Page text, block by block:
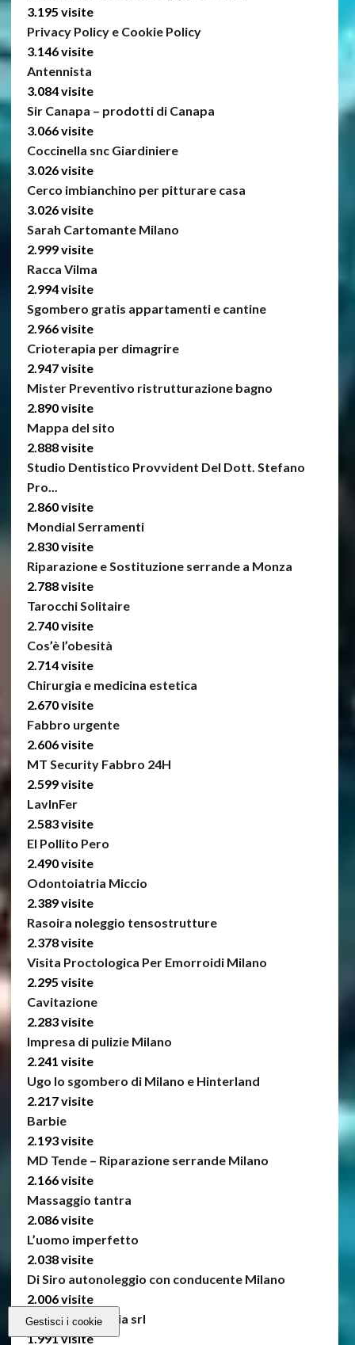
3.195 visite
Privacy Policy e Cookie Policy
3.146 visite
Antennista
3.084 visite
Sir Canapa – prodotti di Canapa
3.066 visite
Coccinella snc Giardiniere
3.026 visite
Cerco imbianchino per pitturare casa
3.026 visite
Sarah Cartomante Milano
2.999 visite
Racca Vilma
2.994 visite
Sgombero gratis appartamenti e cantine
2.966 visite
Crioterapia per dimagrire
2.947 visite
Mister Preventivo ristrutturazione bagno
2.890 visite
Mappa del sito
2.888 visite
Studio Dentistico Provvident Del Dott. Stefano
Pro...
2.860 visite
Mondial Serramenti
2.830 visite
Riparazione e Sostituzione serrande a Monza
2.788 visite
Tarocchi Solitaire
2.740 visite
Cos’è l’obesità
2.714 visite
Chirurgia e medicina estetica
2.670 visite
Fabbro urgente
2.606 visite
MT Security Fabbro 24H
2.599 visite
LavInFer
2.583 visite
El Pollito Pero
2.490 visite
Odontoiatria Miccio
2.389 visite
Rasoira noleggio tensostrutture
2.378 visite
Visita Proctologica Per Emorroidi Milano
2.295 visite
Cavitazione
2.283 visite
Impresa di pulizie Milano
2.241 visite
Ugo lo sgombero di Milano e Hinterland
2.217 visite
Barbie
2.193 visite
MD Tende – Riparazione serrande Milano
2.166 visite
Massaggio tantra
2.086 visite
L’uomo imperfetto
2.038 visite
Di Siro autonoleggio con conducente Milano
2.006 visite
Dca odontoiatria srl
1.991 visite
Gestisci i cookie